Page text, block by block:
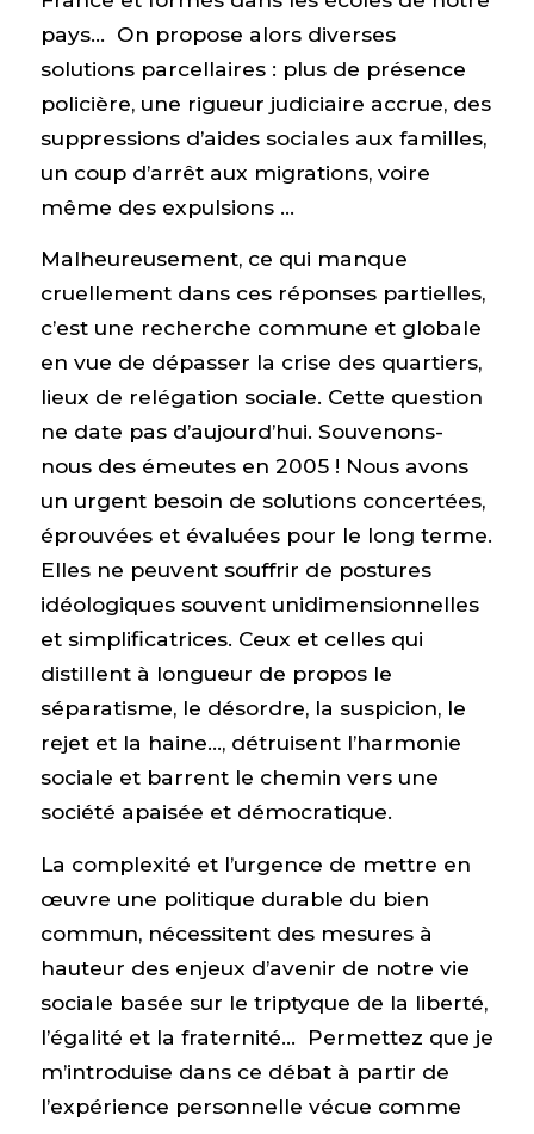
pays… On propose alors diverses
solutions parcellaires : plus de présence
policière, une rigueur judiciaire accrue, des
suppressions d’aides sociales aux familles,
un coup d’arrêt aux migrations, voire
même des expulsions …
Malheureusement, ce qui manque
cruellement dans ces réponses partielles,
c’est une recherche commune et globale
en vue de dépasser la crise des quartiers,
lieux de relégation sociale. Cette question
ne date pas d’aujourd’hui. Souvenons-
nous des émeutes en 2005 ! Nous avons
un urgent besoin de solutions concertées,
éprouvées et évaluées pour le long terme.
Elles ne peuvent souffrir de postures
idéologiques souvent unidimensionnelles
et simplificatrices. Ceux et celles qui
distillent à longueur de propos le
séparatisme, le désordre, la suspicion, le
rejet et la haine…, détruisent l’harmonie
sociale et barrent le chemin vers une
société apaisée et démocratique.
La complexité et l’urgence de mettre en
œuvre une politique durable du bien
commun, nécessitent des mesures à
hauteur des enjeux d’avenir de notre vie
sociale basée sur le triptyque de la liberté,
l’égalité et la fraternité… Permettez que je
m’introduise dans ce débat à partir de
l’expérience personnelle vécue comme